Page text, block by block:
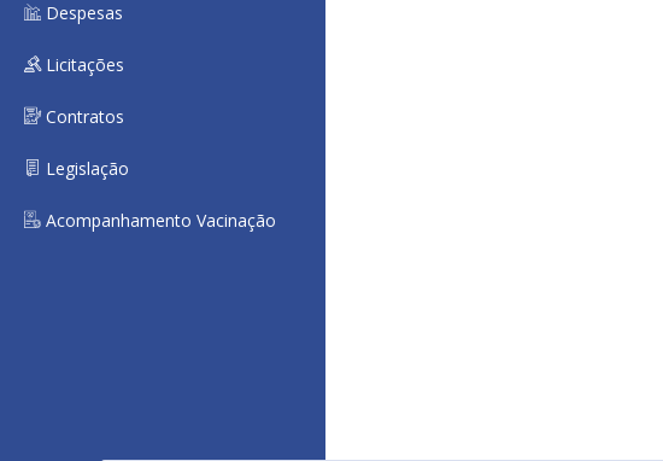
Despesas
Licitações
Contratos
Legislação
Acompanhamento Vacinação